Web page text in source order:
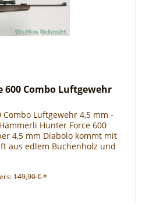
Combo Luftgewehr
Luftgewehr 4,5 mm -
Hunter Force 600
4,5 mm Diabolo kommt mit
aus edlem Buchenholz und
600 Combo Luftgewehr...
149,90 € *